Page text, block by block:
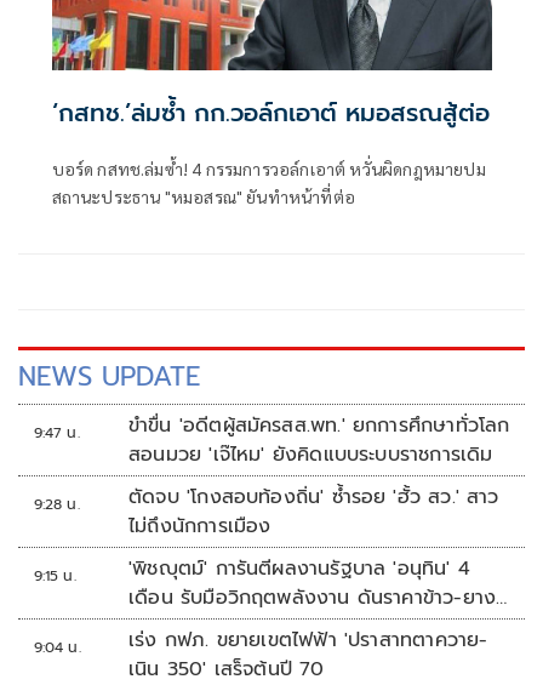
‘กสทช.’ล่มซํ้า กก.วอล์กเอาต์ หมอสรณสู้ต่อ
บอร์ด กสทช.ล่มซ้ำ! 4 กรรมการวอล์กเอาต์ หวั่นผิดกฎหมายปม
สถานะประธาน "หมอสรณ" ยันทำหน้าที่ต่อ
NEWS UPDATE
9:47 น.
ขำขื่น 'อดีตผู้สมัครสส.พท.' ยกการศึกษาทั่วโลก
สอนมวย 'เจ๊ไหม' ยังคิดแบบระบบราชการเดิม
9:28 น.
ตัดจบ 'โกงสอบท้องถิ่น' ซ้ำรอย 'ฮั้ว สว.' สาว
ไม่ถึงนักการเมือง
9:15 น.
'พิชญุตม์' การันตีผลงานรัฐบาล 'อนุทิน' 4
เดือน รับมือวิกฤตพลังงาน ดันราคาข้าว-ยาง-
ปาล์ม พุ่งต่อเนื่อง พร้อมอัดมาตรการช่วยลด
ต้นทุน-ขยายตลาดโลก
9:04 น.
เร่ง กฟภ. ขยายเขตไฟฟ้า 'ปราสาทตาควาย-
เนิน 350' เสร็จต้นปี 70